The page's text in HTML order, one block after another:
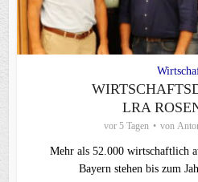
LRA
vor 5 Tagen von
Mehr als 52.000 wirtschaftlich
Bayern stehen bis zum